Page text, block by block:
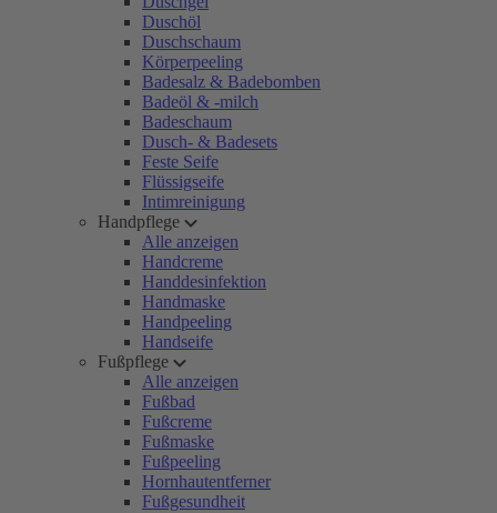
Duschöl
Duschschaum
Körperpeeling
Badesalz & Badebomben
Badeöl & -milch
Badeschaum
Dusch- & Badesets
Feste Seife
Flüssigseife
Intimreinigung
Handpflege
Alle anzeigen
Handcreme
Handdesinfektion
Handmaske
Handpeeling
Handseife
Fußpflege
Alle anzeigen
Fußbad
Fußcreme
Fußmaske
Fußpeeling
Hornhautentferner
Fußgesundheit